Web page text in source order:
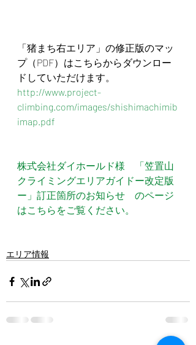
「猪まち右エリア」の修正版のマッ
プ（PDF）はこちらからダウンロー
ドしていただけます。
http://www.project-
climbing.com/images/shishimachimib
imap.pdf
株式会社ダイホールド様　「笠置山
クライミングエリアガイドー改定版
ー」訂正箇所のお知らせ　のページ
はこちらをご覧ください。
エリア情報